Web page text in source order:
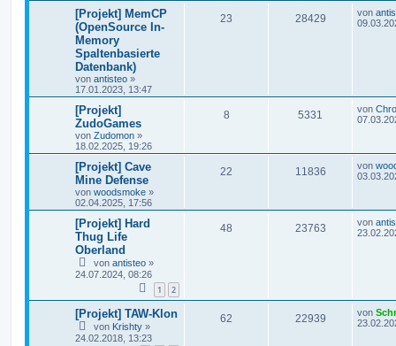
[Projekt] MemCP
(OpenSource In-
Memory
Spaltenbasierte
Datenbank)
von antisteo »
17.01.2023, 13:47
23 28429 von
[Projekt]
ZudoGames
von Zudomon »
18.02.2025, 19:26
8 5331 von
[Projekt] Cave
Mine Defense
von woodsmoke »
02.04.2025, 17:56
22 11836 von
[Projekt] Hard
Thug Life
Oberland
von antisteo »
24.07.2024, 08:26
1 2
48 23763 von
[Projekt] TAW-Klon
von Krishty »
24.02.2018, 13:23
62 22939 von